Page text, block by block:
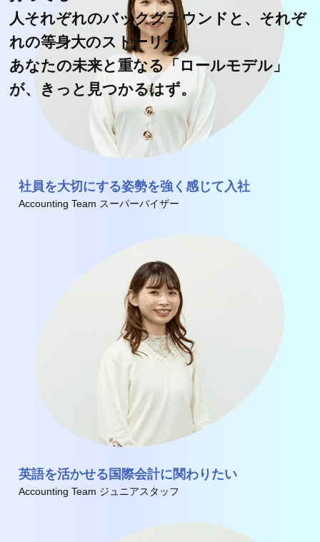
人それぞれのバックグラウンドと、それぞ
れの等身大のストーリー。
あなたの未来と重なる「ロールモデル」
が、きっと見つかるはず。
社員を大切にする姿勢を強く感じて入社
Accounting Team スーパーバイザー
英語を活かせる国際会計に関わりたい
Accounting Team ジュニアスタッフ